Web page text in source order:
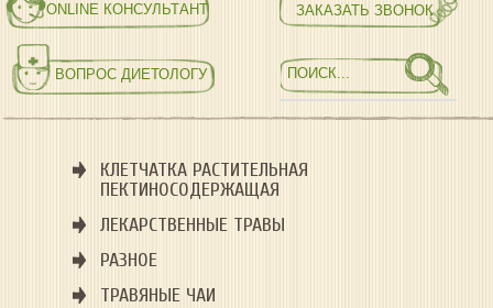
ЗАКАЗАТЬ ЗВОНОК
ВОПРОС ДИЕТОЛОГУ
ONLINE КОНСУЛЬТАНТ
КЛЕТЧАТКА РАСТИТЕЛЬНАЯ
ПЕКТИНОСОДЕРЖАЩАЯ
ЛЕКАРСТВЕННЫЕ ТРАВЫ
РАЗНОЕ
ТРАВЯНЫЕ ЧАИ